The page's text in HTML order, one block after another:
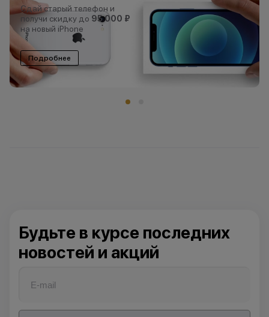
Сдай старый телефон и
получи скидку до 95 000 ₽
на новый iPhone
Подробнее
Будьте в курсе последних
новостей и акций